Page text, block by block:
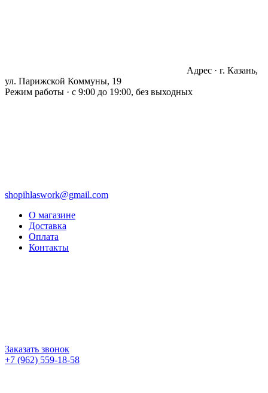
Адрес · г. Казань,
ул. Парижской Коммуны, 19
Режим работы · с 9:00 до 19:00, без выходных
shopihlaswork@gmail.com
О магазине
Доставка
Оплата
Контакты
Заказать звонок
+7 (962) 559-18-58